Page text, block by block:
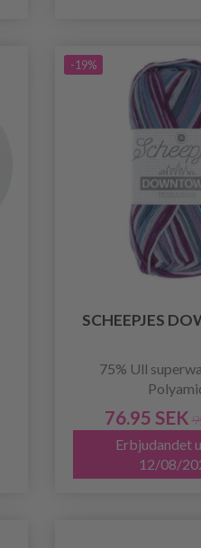
-19%
SCHEEPJES
75% Ull
76.95 SEK
Erbjudandet
12/08/